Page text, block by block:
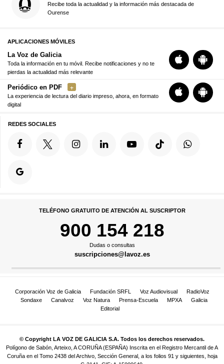
Recibe toda la actualidad y la información más destacada de
Ourense
APLICACIONES MÓVILES
La Voz de Galicia
Toda la información en tu móvil. Recibe notificaciones y no te
pierdas la actualidad más relevante
Periódico en PDF
La experiencia de lectura del diario impreso, ahora, en formato
digital
REDES SOCIALES
TELÉFONO GRATUITO DE ATENCIÓN AL SUSCRIPTOR
900 154 218
Dudas o consultas
suscripciones@lavoz.es
Corporación Voz de Galicia Fundación SRFL Voz Audiovisual
RadioVoz
Sondaxe
Canalvoz Voz Natura Prensa-Escuela MPXA
Galicia
Editorial
© Copyright LA VOZ DE GALICIA S.A. Todos los derechos reservados.
Polígono de Sabón, Arteixo, A CORUÑA (ESPAÑA) Inscrita en el Registro Mercantil de A
Coruña en el Tomo 2438 del Archivo, Sección General, a los folios 91 y siguientes, hoja